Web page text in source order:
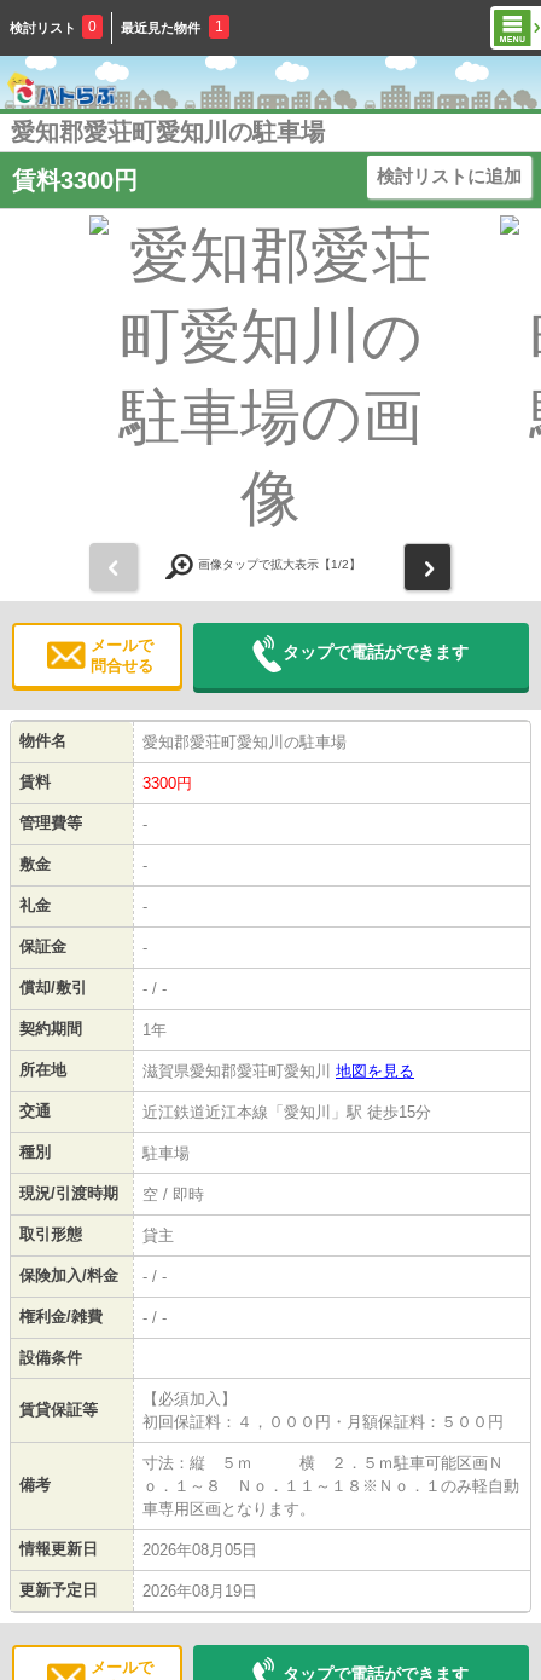
検討リスト 0 最近見た物件 1
愛知郡愛荘町愛知川の駐車場
賃料3300円
検討リストに追加
画像タップで拡大表示【1/2】
メールで
問合せる
タップで電話ができます
物件名 愛知郡愛荘町愛知川の駐車場
賃料 3300円
管理費等 -
敷金 -
礼金 -
保証金 -
償却/敷引 - / -
契約期間 1年
所在地 滋賀県愛知郡愛荘町愛知川 地図を見る
交通 近江鉄道近江本線「愛知川」駅 徒歩15分
種別 駐車場
現況/引渡時期 空 / 即時
取引形態 貸主
保険加入/料金 - / -
権利金/雑費 - / -
設備条件
賃貸保証等
【必須加入】
初回保証料：４，０００円・月額保証料：５００円
備考
寸法：縦 ５ｍ 横 ２．５ｍ駐車可能区画Ｎ
ｏ．１～８ Ｎｏ．１１～１８※Ｎｏ．１のみ軽自動
車専用区画となります。
情報更新日 2026年08月05日
更新予定日 2026年08月19日
メールで
タップで電話ができます